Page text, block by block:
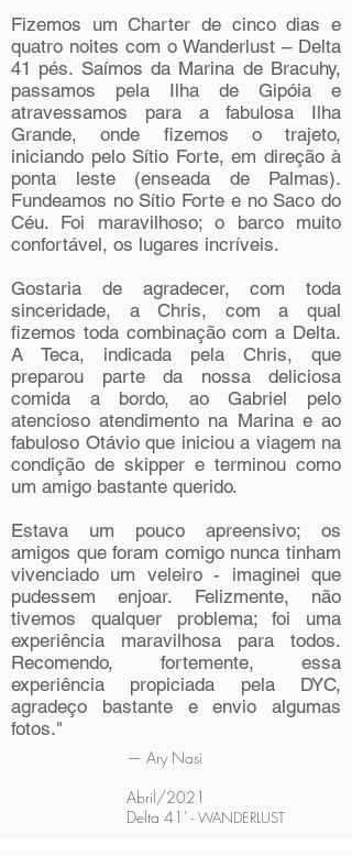
Fizemos um Charter de cinco dias e
quatro noites com o Wanderlust – Delta
41 pés. Saímos da Marina de Bracuhy,
passamos pela Ilha de Gipóia e
atravessamos para a fabulosa Ilha
Grande, onde fizemos o trajeto,
iniciando pelo Sítio Forte, em direção à
ponta leste (enseada de Palmas).
Fundeamos no Sítio Forte e no Saco do
Céu. Foi maravilhoso; o barco muito
confortável, os lugares incríveis.
Gostaria de agradecer, com toda
sinceridade, a Chris, com a qual
fizemos toda combinação com a Delta.
A Teca, indicada pela Chris, que
preparou parte da nossa deliciosa
comida a bordo, ao Gabriel pelo
atencioso atendimento na Marina e ao
fabuloso Otávio que iniciou a viagem na
condição de skipper e terminou como
um amigo bastante querido.
Estava um pouco apreensivo; os
amigos que foram comigo nunca tinham
vivenciado um veleiro - imaginei que
pudessem enjoar. Felizmente, não
tivemos qualquer problema; foi uma
experiência maravilhosa para todos.
Recomendo, fortemente, essa
experiência propiciada pela DYC,
agradeço bastante e envio algumas
fotos."
— Ary Nasi
Abril/2021
Delta 41' - WANDERLUST